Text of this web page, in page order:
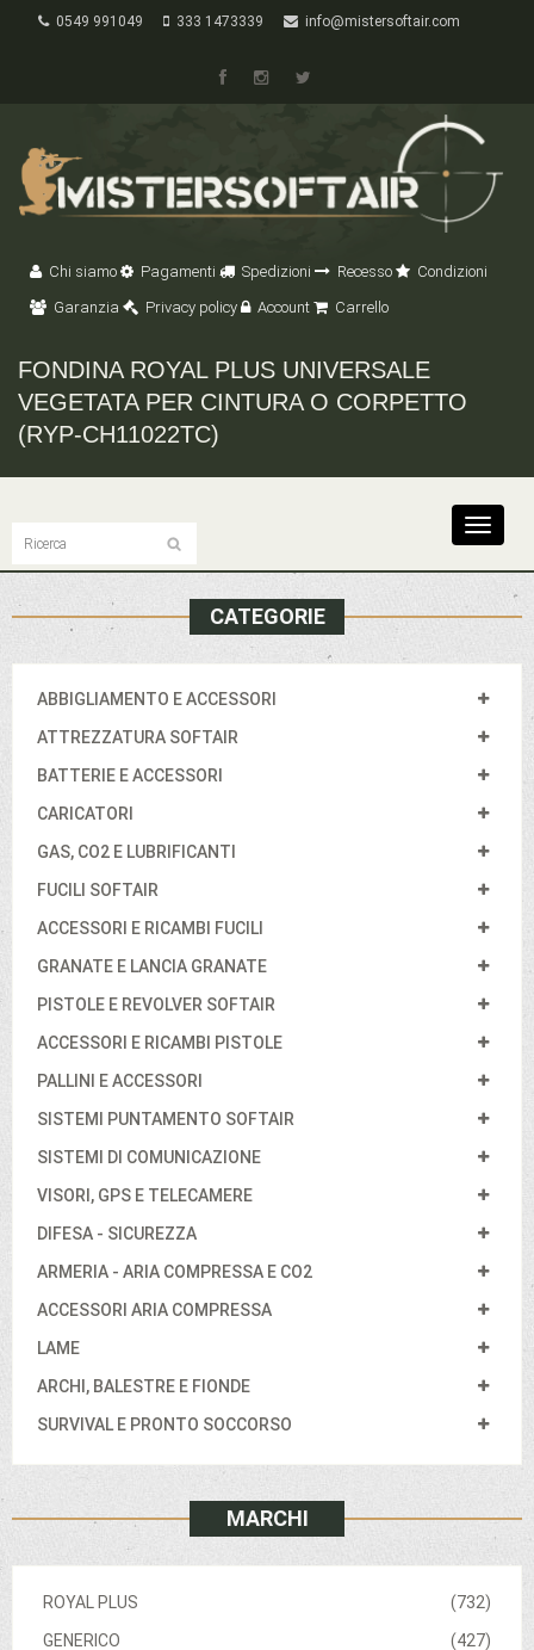
0549 991049 333 1473339 info@mistersoftair.com
Chi siamo Pagamenti Spedizioni Recesso
Condizioni
Garanzia
Privacy policy Account Carrello
FONDINA ROYAL PLUS UNIVERSALE
VEGETATA PER CINTURA O CORPETTO
(RYP-CH11022TC)
Toggle
CATEGORIE
ABBIGLIAMENTO E ACCESSORI
ATTREZZATURA SOFTAIR
BATTERIE E ACCESSORI
CARICATORI
GAS, CO2 E LUBRIFICANTI
FUCILI SOFTAIR
ACCESSORI E RICAMBI FUCILI
GRANATE E LANCIA GRANATE
PISTOLE E REVOLVER SOFTAIR
ACCESSORI E RICAMBI PISTOLE
PALLINI E ACCESSORI
SISTEMI PUNTAMENTO SOFTAIR
SISTEMI DI COMUNICAZIONE
VISORI, GPS E TELECAMERE
DIFESA - SICUREZZA
ARMERIA - ARIA COMPRESSA E CO2
ACCESSORI ARIA COMPRESSA
LAME
ARCHI, BALESTRE E FIONDE
SURVIVAL E PRONTO SOCCORSO
MARCHI
(732)
ROYAL PLUS
(427)
GENERICO